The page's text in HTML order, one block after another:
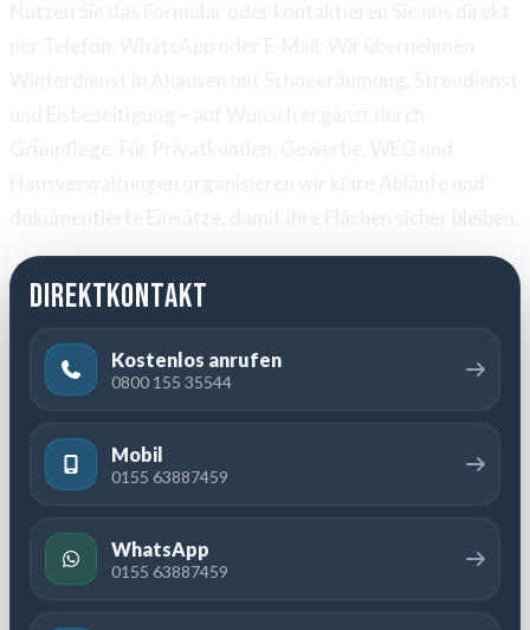
dokumentierte Einsätze, damit Ihre Flächen sicher bleiben.
Direktkontakt
Kostenlos anrufen
0800 155 35544
Mobil
0155 63887459
WhatsApp
0155 63887459